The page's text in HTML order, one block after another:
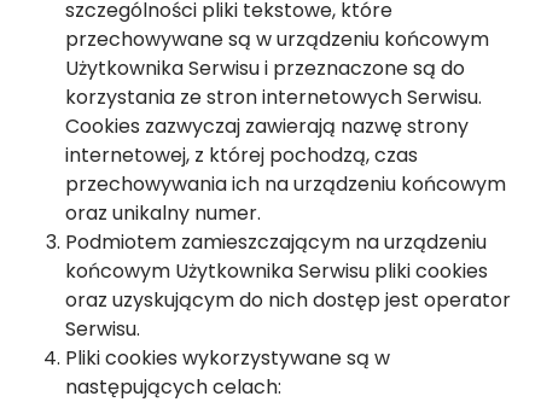
szczególności pliki tekstowe, które
przechowywane są w urządzeniu końcowym
Użytkownika Serwisu i przeznaczone są do
korzystania ze stron internetowych Serwisu.
Cookies zazwyczaj zawierają nazwę strony
internetowej, z której pochodzą, czas
przechowywania ich na urządzeniu końcowym
oraz unikalny numer.
Podmiotem zamieszczającym na urządzeniu
końcowym Użytkownika Serwisu pliki cookies
oraz uzyskującym do nich dostęp jest operator
Serwisu.
Pliki cookies wykorzystywane są w
następujących celach: